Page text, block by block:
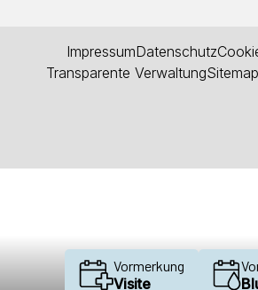
ImpressumDatenschutz
Transparente VerwaltungSitemap
Vormerkung
Visite